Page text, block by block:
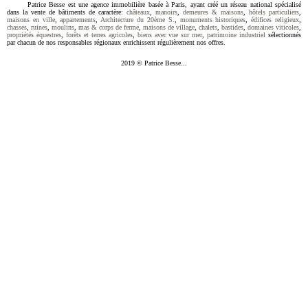
Patrice Besse est une agence immobilière basée à Paris, ayant créé un réseau national spécialisé
dans la vente de bâtiments de caractère: châteaux, manoirs, demeures & maisons, hôtels particuliers,
maisons en ville,appartements,Architecture du 20ème S., monuments historiques,édifices religieux,
chasses, ruines, moulins, mas & corps de ferme, maisons de village, chalets, bastides, domaines viticoles,
propriétés équestres, forêts et terres agricoles, biens avec vue sur mer,patrimoine industriel sélectionnés
par chacun de nos responsables régionaux enrichissent régulièrement nos offres.
2019 © Patrice Besse...